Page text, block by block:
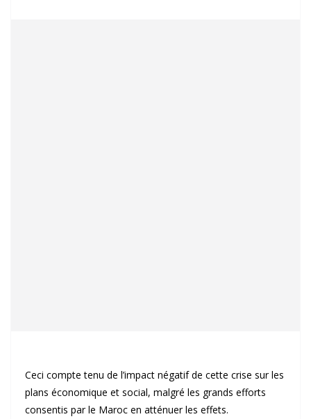
Ceci compte tenu de l’impact négatif de cette crise sur les
plans économique et social, malgré les grands efforts
consentis par le Maroc en atténuer les effets.